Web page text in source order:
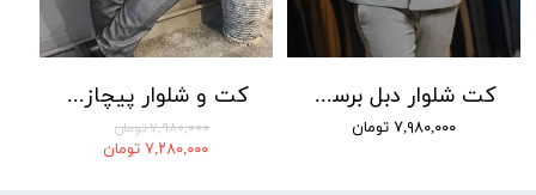
کت و شلوار پیچازی بردان رنگ 001
۷,۹۸۰,۰۰۰ تومان
۷,۲۸۰,۰۰۰ تومان
کت شلوار دبل برست LOMENZ کد 004
۷,۹۸۰,۰۰۰ تومان